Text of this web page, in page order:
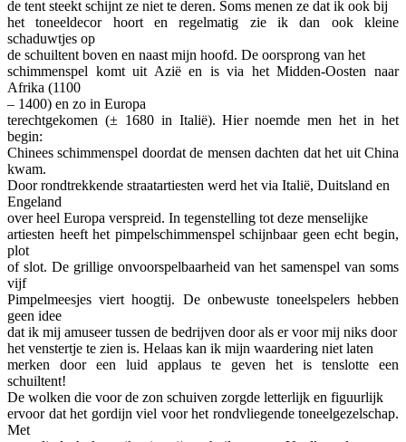
de tent steekt schijnt ze niet te deren. Soms menen ze dat ik ook bij
het toneeldecor hoort en regelmatig zie ik dan ook kleine
schaduwtjes op
de schuiltent boven en naast mijn hoofd. De oorsprong van het
schimmenspel komt uit Azië en is via het Midden-Oosten naar
Afrika (1100
– 1400) en zo in Europa
terechtgekomen (± 1680 in Italië). Hier noemde men het in het
begin:
Chinees schimmenspel doordat de mensen dachten dat het uit China
kwam.
Door rondtrekkende straatartiesten werd het via Italië, Duitsland en
Engeland
over heel Europa verspreid. In tegenstelling tot deze menselijke
artiesten heeft het pimpelschimmenspel schijnbaar geen echt begin,
plot
of slot. De grillige onvoorspelbaarheid van het samenspel van soms
vijf
Pimpelmeesjes viert hoogtij. De onbewuste toneelspelers hebben
geen idee
dat ik mij amuseer tussen de bedrijven door als er voor mij niks door
het venstertje te zien is. Helaas kan ik mijn waardering niet laten
merken door een luid applaus te geven het is tenslotte een
schuiltent!
De wolken die voor de zon schuiven zorgde letterlijk en figuurlijk
ervoor dat het gordijn viel voor het rondvliegende toneelgezelschap.
Met